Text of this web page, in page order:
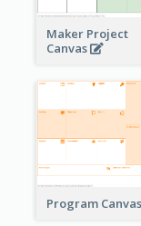
Maker Project
Canvas
Program Canvas